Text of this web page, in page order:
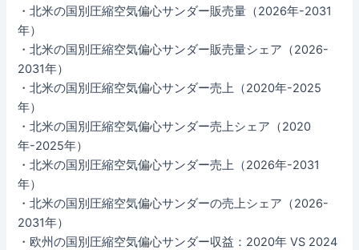
・北米の国別圧縮空気偏心サンダー販売量（2026年-2031
年）
・北米の国別圧縮空気偏心サンダー販売量シェア（2026-
2031年）
・北米の国別圧縮空気偏心サンダー売上（2020年-2025
年）
・北米の国別圧縮空気偏心サンダー売上シェア（2020
年-2025年）
・北米の国別圧縮空気偏心サンダー売上（2026年-2031
年）
・北米の国別圧縮空気偏心サンダーの売上シェア（2026-
2031年）
・欧州の国別圧縮空気偏心サンダー収益：2020年 VS 2024